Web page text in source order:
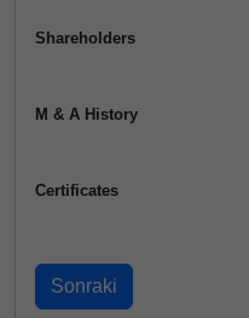
Shareholders
M & A History
Certificates